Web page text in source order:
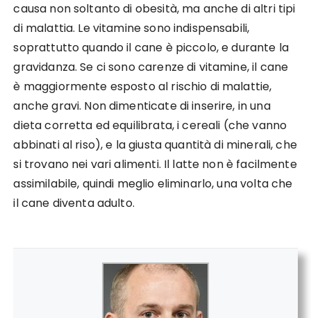
causa non soltanto di obesità, ma anche di altri tipi
di malattia. Le vitamine sono indispensabili,
soprattutto quando il cane è piccolo, e durante la
gravidanza. Se ci sono carenze di vitamine, il cane
è maggiormente esposto al rischio di malattie,
anche gravi. Non dimenticate di inserire, in una
dieta corretta ed equilibrata, i cereali (che vanno
abbinati al riso), e la giusta quantità di minerali, che
si trovano nei vari alimenti. Il latte non è facilmente
assimilabile, quindi meglio eliminarlo, una volta che
il cane diventa adulto.